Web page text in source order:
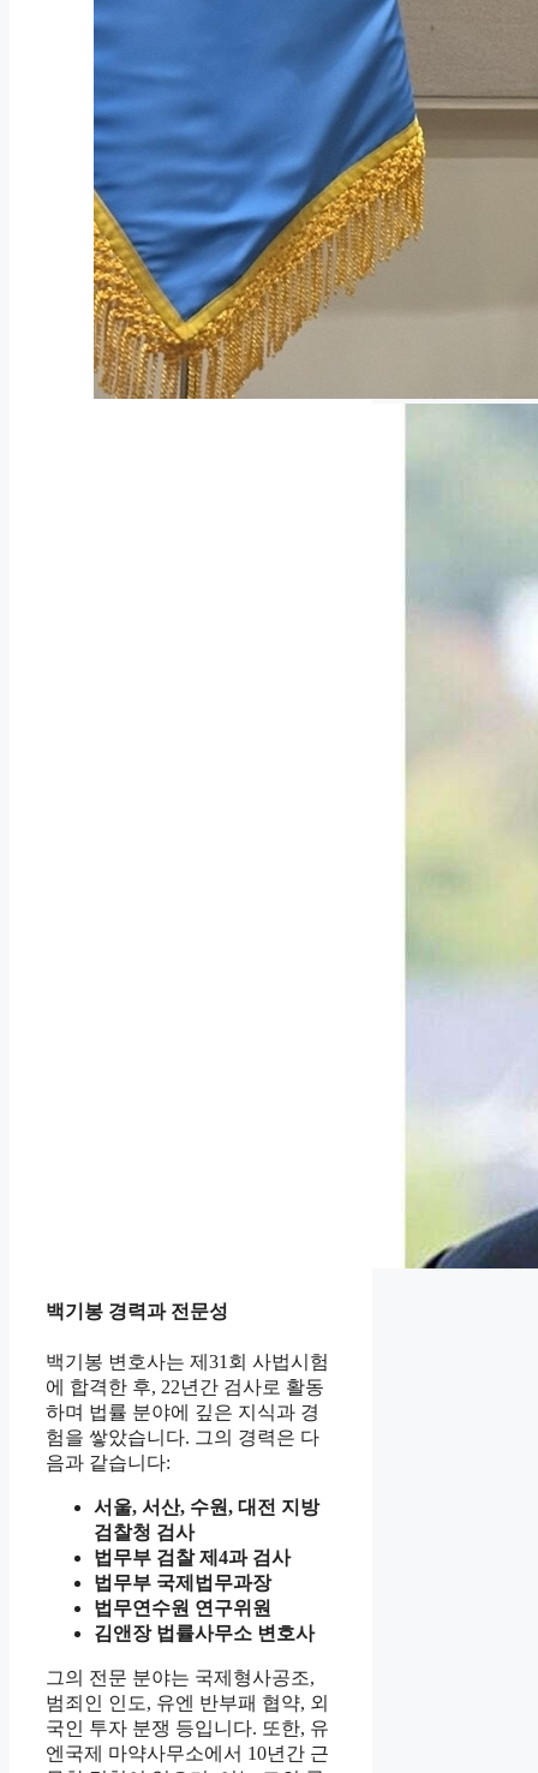
백기봉 경력과 전문성
백기봉 변호사는 제31회 사법시험
에 합격한 후, 22년간 검사로 활동
하며 법률 분야에 깊은 지식과 경
험을 쌓았습니다. 그의 경력은 다
음과 같습니다:
서울, 서산, 수원, 대전 지방
검찰청 검사
법무부 검찰 제4과 검사
법무부 국제법무과장
법무연수원 연구위원
김앤장 법률사무소 변호사
그의 전문 분야는 국제형사공조,
범죄인 인도, 유엔 반부패 협약, 외
국인 투자 분쟁 등입니다. 또한, 유
엔국제 마약사무소에서 10년간 근